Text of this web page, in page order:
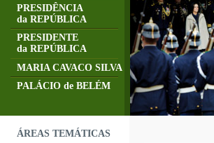
PRESIDÊNCIA
da REPÚBLICA
PRESIDENTE
da REPÚBLICA
MARIA CAVACO SILVA
PALÁCIO de BELÉM
ÁREAS TEMÁTICAS